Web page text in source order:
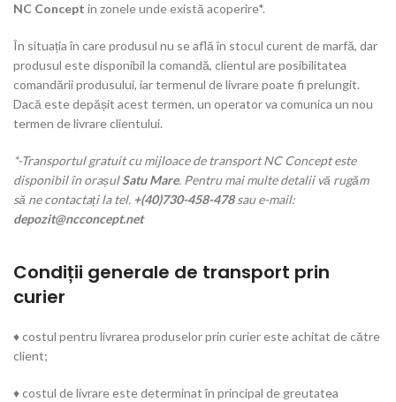
NC Concept in zonele unde există acoperire*.
În situația în care produsul nu se află în stocul curent de marfă, dar
produsul este disponibil la comandă, clientul are posibilitatea
comandării produsului, iar termenul de livrare poate fi prelungit.
Dacă este depășit acest termen, un operator va comunica un nou
termen de livrare clientului.
*-Transportul gratuit cu mijloace de transport NC Concept este
disponibil în orașulSatu Mare. Pentru mai multe detalii vă rugăm
să ne contactați la tel. +(40)730-458-478sau e-mail:
depozit@ncconcept.net
Condiții generale de transport prin
curier
♦ costul pentru livrarea produselor prin curier este achitat de către
client;
♦ costul de livrare este determinat în principal de greutatea